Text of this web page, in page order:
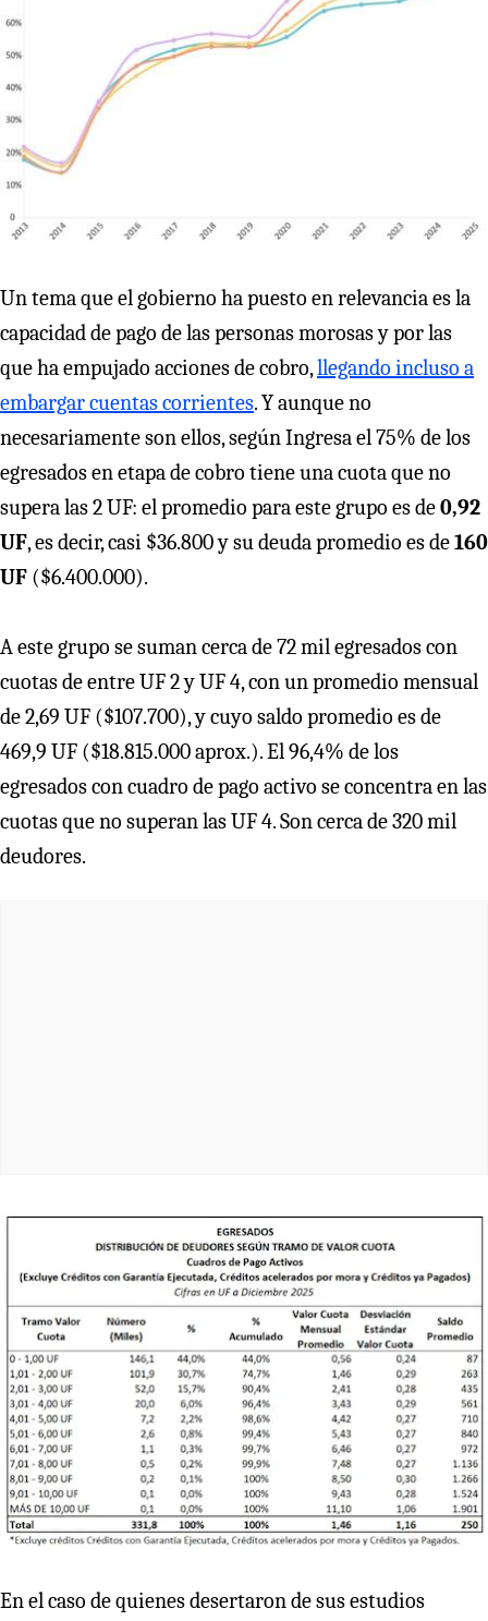
Un tema que el gobierno ha puesto en relevancia es la
capacidad de pago de las personas morosas y por las
que ha empujado acciones de cobro,llegando incluso a
embargar cuentas corrientes. Y aunque no
necesariamente son ellos, según Ingresa el 75% de los
egresados en etapa de cobro tiene una cuota que no
supera las 2 UF: el promedio para este grupo es de0,92
UF, es decir, casi $36.800 y su deuda promedio es de160
UF ($6.400.000).
A este grupo se suman cerca de 72 mil egresados con
cuotas de entre UF 2 y UF 4, con un promedio mensual
de 2,69 UF ($107.700), y cuyo saldo promedio es de
469,9 UF ($18.815.000 aprox.). El 96,4% de los
egresados con cuadro de pago activo se concentra en las
cuotas que no superan las UF 4. Son cerca de 320 mil
deudores.
En el caso de quienes desertaron de sus estudios